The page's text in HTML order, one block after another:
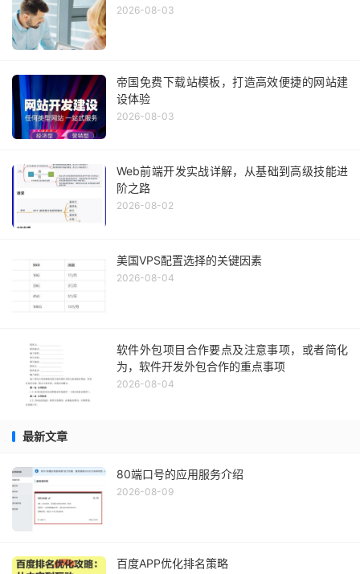
2026-08-03
帝国免费下载站模板，打造高效便捷的网站建
设体验
2026-08-03
Web前端开发实战详解，从基础到高级技能进
阶之路
2026-08-02
美国VPS配置选择的关键因素
2026-08-04
软件外包项目合作要点及注意事项，或者简化
为，软件开发外包合作的重点事项
2026-08-04
最新文章
80端口号的应用服务介绍
2026-08-09
百度APP优化排名策略